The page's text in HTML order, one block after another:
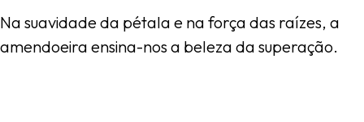
Onde Estamos
Na suavidadeda pétala e na força das raízes, a
amendoeira ensina-nos a beleza da superação.